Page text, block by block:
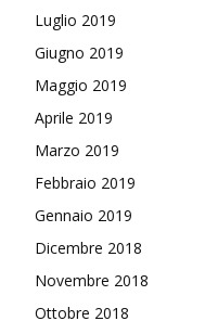
Luglio 2019
Giugno 2019
Maggio 2019
Aprile 2019
Marzo 2019
Febbraio 2019
Gennaio 2019
Dicembre 2018
Novembre 2018
Ottobre 2018